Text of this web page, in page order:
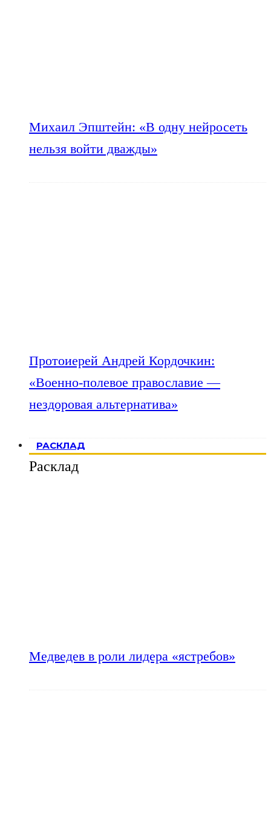
Михаил Эпштейн: «В одну нейросеть
нельзя войти дважды»
Протоиерей Андрей Кордочкин:
«Военно-полевое православие —
нездоровая альтернатива»
РАСКЛАД
Расклад
Медведев в роли лидера «ястребов»